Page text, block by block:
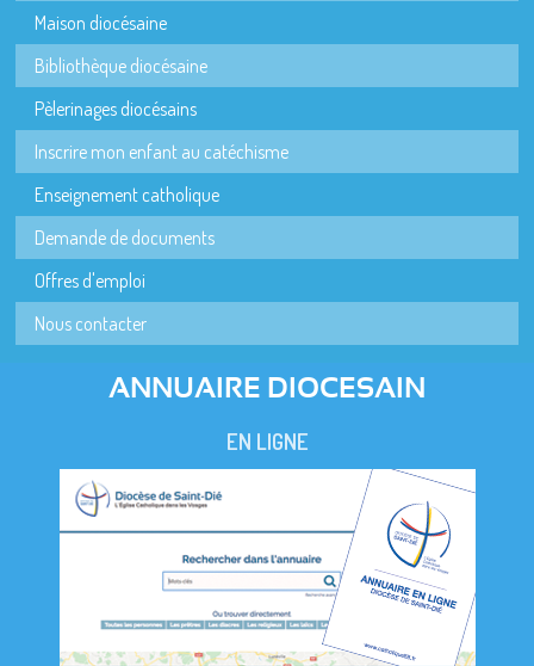
Maison diocésaine
Bibliothèque diocésaine
Pèlerinages diocésains
Inscrire mon enfant au catéchisme
Enseignement catholique
Demande de documents
Offres d'emploi
Nous contacter
ANNUAIRE DIOCESAIN
EN LIGNE